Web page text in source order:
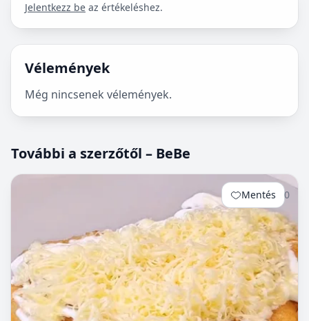
Jelentkezz be az értékeléshez.
Vélemények
Még nincsenek vélemények.
További a szerzőtől – BeBe
Mentés 0